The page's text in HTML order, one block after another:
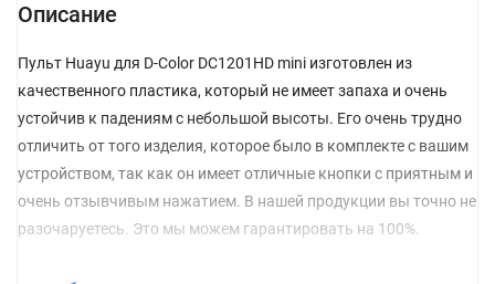
Описание
Пульт Huayu для D-Color DC1201HD mini изготовлен из
качественного пластика, который не имеет запаха и очень
устойчив к падениям с небольшой высоты. Его очень трудно
отличить от того изделия, которое было в комплекте с вашим
устройством, так как он имеет отличные кнопки с приятным и
очень отзывчивым нажатием. В нашей продукции вы точно не
разочаруетесь. Это мы можем гарантировать на 100%.
Перед покупкой обязательно обращайте внимание на то,